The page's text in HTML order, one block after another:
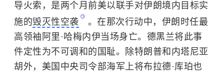
导火索，是两个月前美以联手对伊朗境内目标实
施的毁灭性空袭
。在那次行动中，伊朗时任最
高领袖阿里·哈梅内伊当场身亡。德黑兰将此事
件定性为不可调和的国耻。除特朗普和内塔尼亚
胡外，美国中央司令部海军上将布拉德·库珀也